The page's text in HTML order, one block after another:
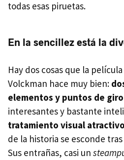
todas esas piruetas.
En la sencillez está la
Hay dos cosas que la
Volckman hace muy bien:
elementos y puntos de
interesantes y bastante
tratamiento visual atractivo
de la historia se esconde
Sus entrañas, casi un